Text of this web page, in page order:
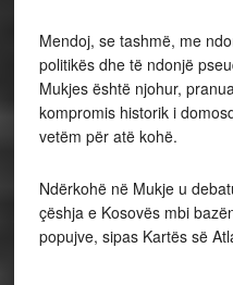
Mendoj, se tashmë, me
politikës dhe të ndonjë
Mukjes është njohur,
kompromis historik i
vetëm për atë kohë.
Ndërkohë në Mukje u
çëshja e Kosovës mbi
popujve, sipas Kartës së